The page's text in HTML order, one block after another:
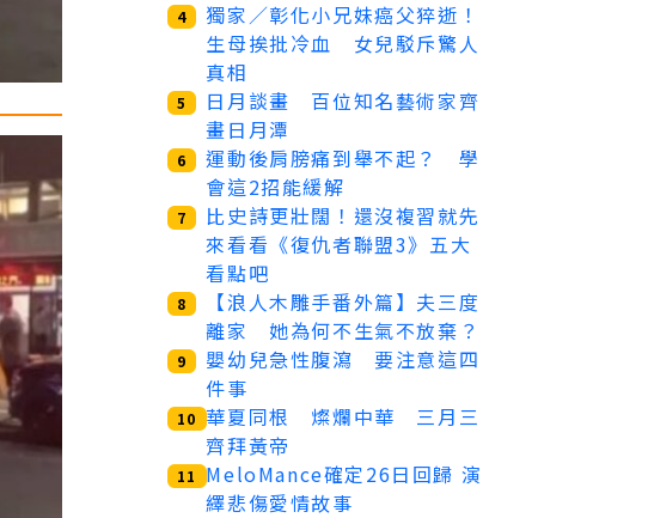
4
獨家／彰化小兄妹癌父猝逝！
生母挨批冷血 女兒駁斥驚人
真相
5
日月談畫 百位知名藝術家齊
畫日月潭
6
運動後肩膀痛到舉不起？ 學
會這2招能緩解
7
比史詩更壯闊！還沒複習就先
來看看《復仇者聯盟3》五大
看點吧
8
【浪人木雕手番外篇】夫三度
離家 她為何不生氣不放棄？
9
嬰幼兒急性腹瀉 要注意這四
件事
10 華夏同根 燦爛中華 三月三
齊拜黃帝
11
MeloMance確定26日回歸 演
繹悲傷愛情故事